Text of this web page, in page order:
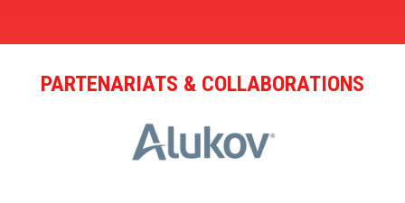
PARTENARIATS & COLLABORATIONS